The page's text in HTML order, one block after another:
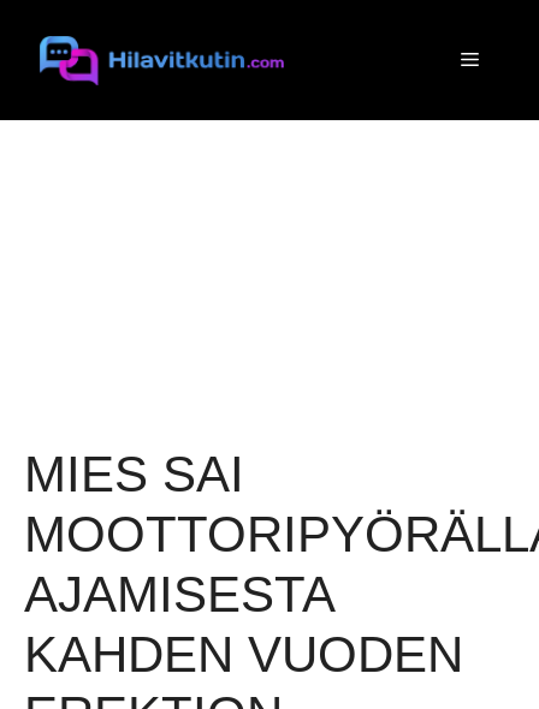
sisältöön
Valikko
MIES SAI
AJAMISESTA
KAHDEN VUODEN